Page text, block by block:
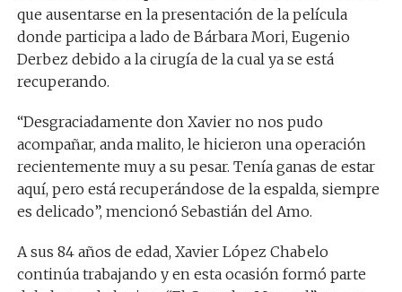
que ausentarse en la presentación de la película
donde participa a lado de Bárbara Mori, Eugenio
Derbez debido a la cirugía de la cual ya se está
recuperando.
“Desgraciadamente don Xavier no nos pudo
acompañar, anda malito, le hicieron una operación
recientemente muy a su pesar. Tenía ganas de estar
aquí, pero está recuperándose de la espalda, siempre
es delicado”, mencionó Sebastián del Amo.
A sus 84 años de edad, Xavier López Chabelo
continúa trabajando y en esta ocasión formó parte